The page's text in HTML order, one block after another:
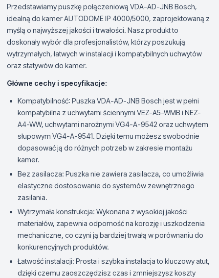
Przedstawiamy puszkę połączeniową VDA-AD-JNB Bosch,
idealną do kamer AUTODOME IP 4000/5000, zaprojektowaną z
myślą o najwyższej jakości i trwałości. Nasz produkt to
doskonały wybór dla profesjonalistów, którzy poszukują
wytrzymałych, łatwych w instalacji i kompatybilnych uchwytów
oraz statywów do kamer.
Główne cechy i specyfikacje:
Kompatybilność: Puszka VDA-AD-JNB Bosch jest w pełni
kompatybilna z uchwytami ściennymi VEZ-A5-WMB i NEZ-
A4-WW, uchwytami narożnymi VG4-A-9542 oraz uchwytem
słupowym VG4-A-9541. Dzięki temu możesz swobodnie
dopasować ją do różnych potrzeb w zakresie montażu
kamer.
Bez zasilacza: Puszka nie zawiera zasilacza, co umożliwia
elastyczne dostosowanie do systemów zewnętrznego
zasilania.
Wytrzymała konstrukcja: Wykonana z wysokiej jakości
materiałów, zapewnia odporność na korozję i uszkodzenia
mechaniczne, co czyni ją bardziej trwałą w porównaniu do
konkurencyjnych produktów.
Łatwość instalacji: Prosta i szybka instalacja to kluczowy atut,
dzięki czemu zaoszczędzisz czas i zmniejszysz koszty